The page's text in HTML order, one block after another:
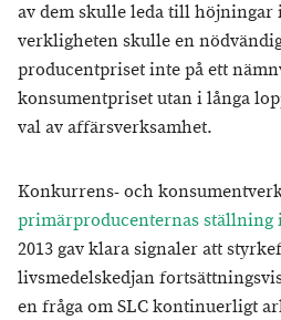
av dem skulle leda till
verkligheten skulle en
producentpriset inte på ett
konsumentpriset utan i långa
val av affärsverksamhet.
Konkurrens- och
primärproducenternas ställning
2013 gav klara signaler att
livsmedelskedjan
en fråga om SLC kontinuerligt